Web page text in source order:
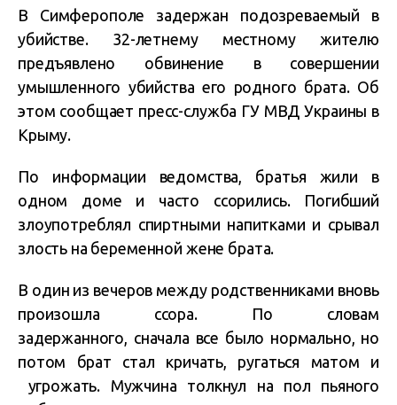
В Симферополе задержан подозреваемый в
убийстве. 32-летнему местному жителю
предъявлено обвинение в совершении
умышленного убийства его родного брата. Об
этом сообщает пресс-служба ГУ МВД Украины в
Крыму.
По информации ведомства, братья жили в
одном доме и часто ссорились. Погибший
злоупотреблял спиртными напитками и срывал
злость на беременной жене брата.
В один из вечеров между родственниками вновь
произошла ссора. По словам
задержанного, сначала все было нормально, но
потом брат стал кричать, ругаться матом и
угрожать. Мужчина толкнул на пол пьяного